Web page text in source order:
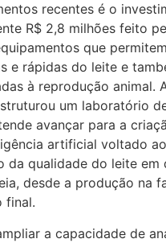
recentes é o
R$ 2,8 milhões feito
que
e rápidas do leite e
à reprodução animal.
um laboratório
avançar para a
artificial voltado ao
da qualidade do leite em
desde a produção na
final.
a capacidade de